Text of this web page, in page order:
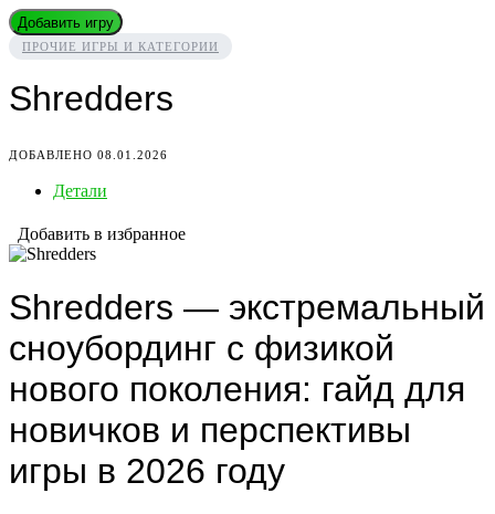
Добавить игру
ПРОЧИЕ ИГРЫ И КАТЕГОРИИ
Shredders
ДОБАВЛЕНО 08.01.2026
Детали
Добавить в избранное
Shredders — экстремальный
сноубординг с физикой
нового поколения: гайд для
новичков и перспективы
игры в 2026 году